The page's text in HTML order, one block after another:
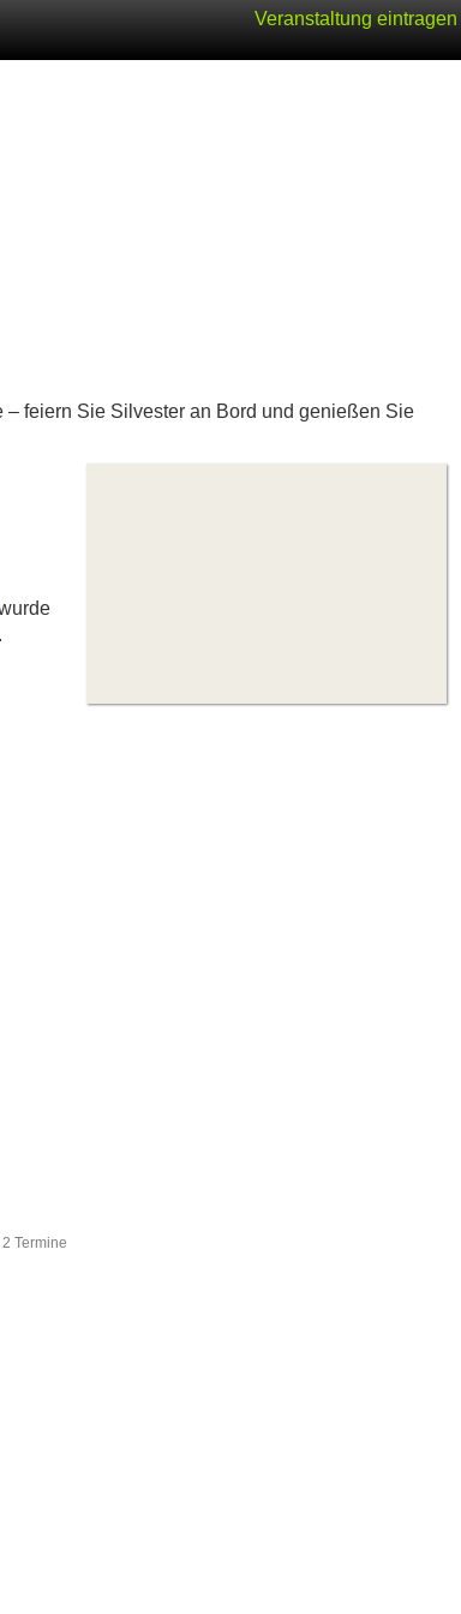
Veranstaltung eintragen
feiern Sie Silvester an Bord und genießen Sie
2 Termine